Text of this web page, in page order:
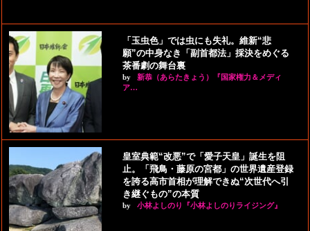
「玉虫色」では虫にも失礼。維新“悲
願”の中身なき「副首都法」採決をめぐる
茶番劇の舞台裏
by
新恭（あらたきょう）『国家権力＆メディ
ア…
皇室典範“改悪”で「愛子天皇」誕生を阻
止。「飛鳥・藤原の宮都」の世界遺産登録
を誇る高市首相が理解できぬ“次世代へ引
き継ぐもの”の本質
by 小林よしのり『小林よしのりライジング』